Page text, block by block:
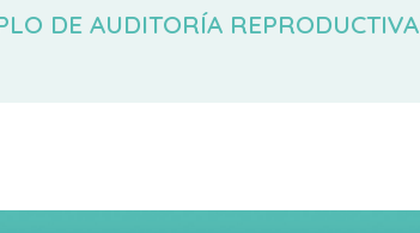
DE AUDITORÍA REPRODUCTIVA